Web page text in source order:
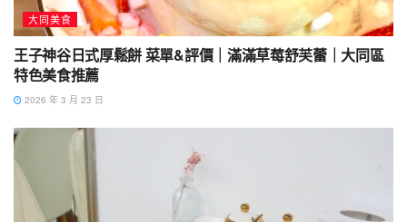
大同美食
王子神谷日式厚鬆餅 菜單&評價｜滿滿草莓舒芙蕾｜大同區
特色美食推薦
2026 年 3 月 23 日